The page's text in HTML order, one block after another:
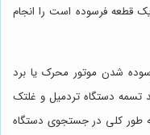
قطعه فرسوده است را انجام
شدن موتور محرک یا برد
تسمه دستگاه تردمیل و غلتک
طور کلی در جستجوی دستگاه